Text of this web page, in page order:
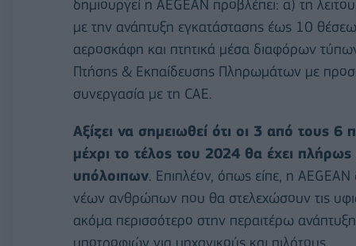
δημιουργεί η AEGEAN προβλέπει: α) τη
με την ανάπτυξη εγκατάστασης έως 10
αεροσκάφη και πτητικά μέσα διαφόρων
Πτήσης & Εκπαίδευσης Πληρωμάτων με
συνεργασία με τη CAE.
Αξίζει να σημειωθεί ότι οι 3 από τους
μέχρι το τέλος του 2024 θα έχει
υπόλοιπων. Επιπλέον, όπως είπε, η AEGEAN
νέων ανθρώπων που θα στελεχώσουν τις
ακόμα περισσότερο στην περαιτέρω